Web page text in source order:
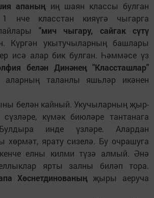
апаныңиң шаян классы булган
нче класстан кияүгә чыгарга
"мич чыгару, сайгак сүтү
Күргән укытучыларның башлары
исә алар бик булган. Һәммәсе үз
белән Динәнең "Классташлар"
таланлы яшьләр икәнен
белән кайный. Укучыларның җыр-
күмәк биюләре тантанага
инде үзләре. Алардан
хөрмәт, ярату сизелә. Бу очрашуга
елны килми түзә алмый. Әнә
ярты залны биләп тора.
Хөснетдинованыңҗыры аеруча